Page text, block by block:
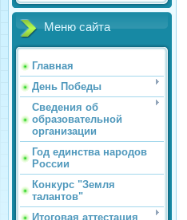
Меню сайта
Главная
День Победы
Сведения об
образовательной
организации
Год единства народов
России
Конкурс "Земля
талантов"
Итоговая аттестация